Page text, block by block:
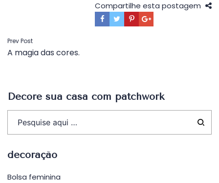
Compartilhe esta postagem
Navegação
de
Prev Post
A magia das cores.
Decore sua casa com patchwork
decoração
Bolsa feminina